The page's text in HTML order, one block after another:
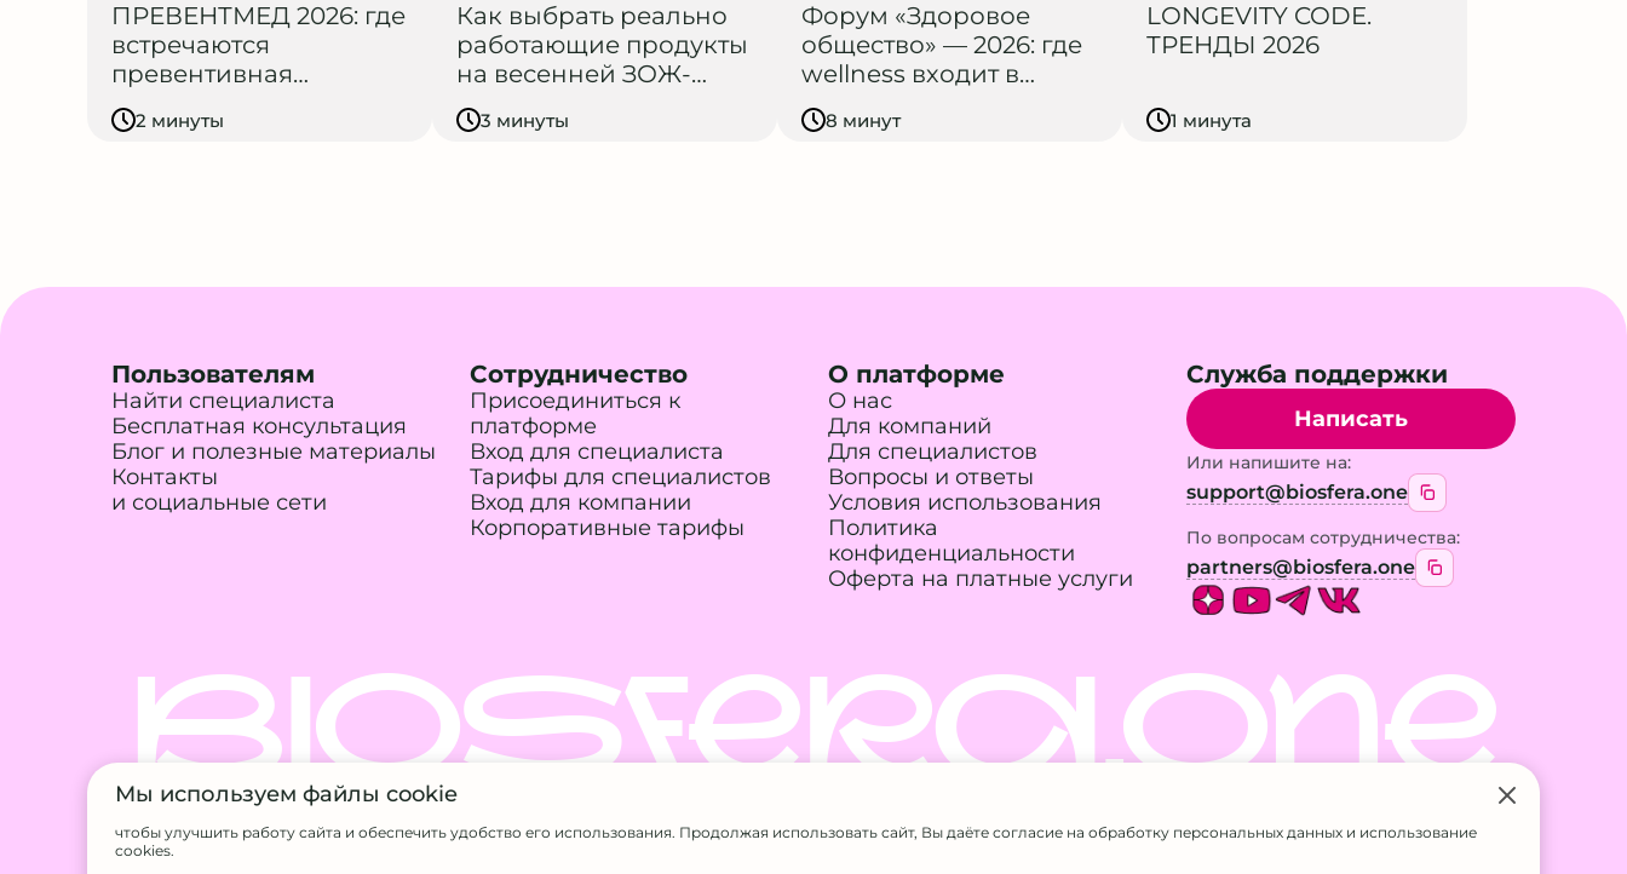
ПРЕВЕНТМЕД 2026: где
встречаются
превентивная
медицина, технологии
и культура долголетия
2 минуты
Как выбрать реально
работающие продукты
на весенней ЗОЖ-
выставке
3 минуты
Форум «Здоровое
общество» — 2026: где
wellness входит в
большую повестку
общественного
8 минут
LONGEVITY CODE.
ТРЕНДЫ 2026
1 минута
Пользователям
Найти специалиста
Бесплатная консультация
Блог и полезные материалы
Контакты
и социальные сети
Сотрудничество
Присоединиться к
платформе
Вход для специалиста
Тарифы для специалистов
Вход для компании
Корпоративные тарифы
О платформе
О нас
Для компаний
Для специалистов
Вопросы и ответы
Условия использования
Политика
конфиденциальности
Оферта на платные услуги
Служба поддержки
Написать
Или напишите на:
support@biosfera.one
По вопросам сотрудничества:
partners@biosfera.one
BIOSFERA.ONE
© 2026 BIOSFERA.ONE. Все права защищены. Использование материалов сайта возможно только с разрешения владельца
Мы используем файлы cookie
чтобы улучшить работу сайта и обеспечить удобство его использования. Продолжая использовать сайт, Вы даёте согласие на обработку персональных данных и использование
cookies.